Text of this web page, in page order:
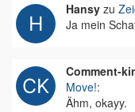
Hansy zu
Ja mein
Comment-
Move!:
Ähm, okayy.